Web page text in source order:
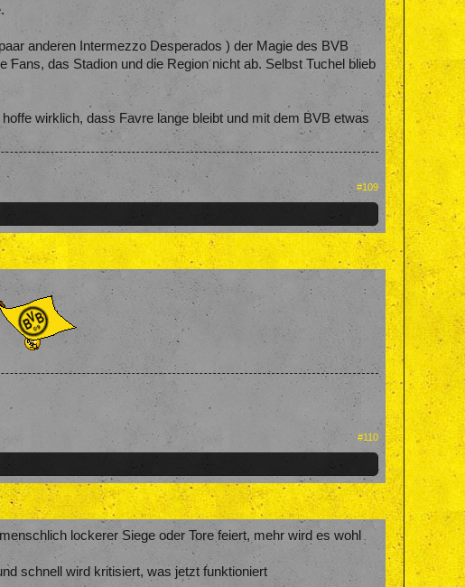
anderen Intermezzo Desperados ) der Magie des BVB
das Stadion und die Region nicht ab. Selbst Tuchel blieb
wirklich, dass Favre lange bleibt und mit dem BVB etwas
#109
#110
lockerer Siege oder Tore feiert, mehr wird es wohl
schnell wird kritisiert, was jetzt funktioniert